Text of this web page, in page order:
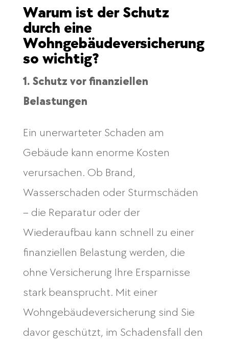
Warum ist der Schutz
durch eine
Wohngebäudeversicherung
so wichtig?
1. Schutz vor finanziellen
Belastungen
Ein unerwarteter Schaden am
Gebäude kann enorme Kosten
verursachen. Ob Brand,
Wasserschaden oder Sturmschäden
– die Reparatur oder der
Wiederaufbau kann schnell zu einer
finanziellen Belastung werden, die
ohne Versicherung Ihre Ersparnisse
stark beansprucht. Mit einer
Wohngebäudeversicherung sind Sie
davor geschützt, im Schadensfall den